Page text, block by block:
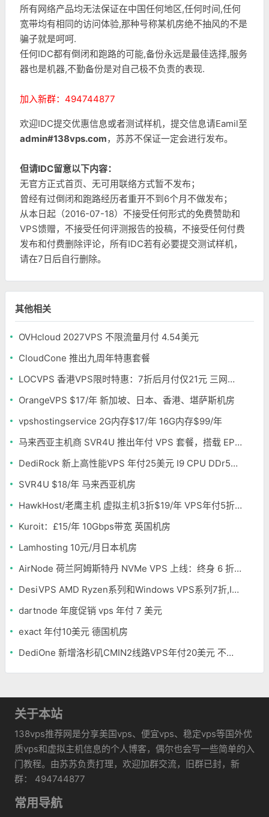
所有网络产品均无法保证在中国任何地区,任何时间,任何
宽带均有相同的访问体验,那种号称某机房绝不抽风的不是
骗子就是呵呵.
任何IDC都有倒闭和跑路的可能,备份永远是最佳选择,服务
器也是机器,不勤备份是对自己极不负责的表现.
加入新群：494744877
欢迎IDC提交优惠信息或者测试样机，提交信息请Eamil至
admin#138vps.com，苏苏不保证一定会进行发布。
但请IDC留意以下内容：
无官方正式首页、无可用联络方式暂不发布；
曾经有过倒闭和跑路经历者重开不到6个月不做发布；
从本日起（2016-07-18）不接受任何形式的免费赞助和
VPS馈赠，不接受任何评测报告的投稿，不接受任何付费
发布和付费删除评论，所有IDC若有必要提交测试样机，
请在7日后自行删除。
其他相关
OVHcloud 2027VPS 不限流量月付 4.54美元
CloudCone 推出九周年特惠套餐
LOCVPS 香港VPS限时特惠：7折后月付仅21元 三网优化BGP线路 可选原生IP
OrangeVPS $17/年 新加坡、日本、香港、堪萨斯机房
vpshostingservice 2G内存$17/年 16G内存$99/年
马来西亚主机商 SVR4U 推出年付 VPS 套餐，搭载 EPYC/至强铂金，支持支付宝
DediRock 新上高性能VPS 年付25美元 I9 CPU DDr5内存 纽约机房
SVR4U $18/年 马来西亚机房
HawkHost/老鹰主机 虚拟主机3折$19/年 VPS年付5折$25/年
Kuroit：£15/年 10Gbps带宽 英国机房
Lamhosting 10元/月日本机房
AirNode 荷兰阿姆斯特丹 NVMe VPS 上线：终身 6 折，€1.99/月起，2.5Tbit/s DDoS 防护
DesiVPS AMD Ryzen系列和Windows VPS系列7折,Intel系列年付11.6美元
dartnode 年度促销 vps 年付 7 美元
exact 年付10美元 德国机房
DediOne 新增洛杉矶CMIN2线路VPS年付20美元 不限流量
关于本站
138vps推荐网是分享美国vps、便宜vps、稳定vps等国外优
质vps和虚拟主机信息的个人博客，偶尔也会写一些简单的入
门教程。由苏苏负责打理，欢迎加群交流，旧群已封，新
群： 494744877
常用导航